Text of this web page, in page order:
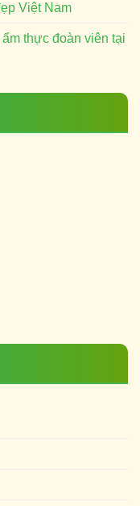
Việt Nam
thực đoàn viên tại